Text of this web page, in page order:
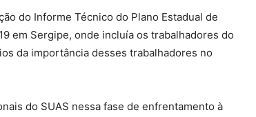
do Informe Técnico do Plano Estadual de
em Sergipe, onde incluía os trabalhadores do
da importância desses trabalhadores no
do SUAS nessa fase de enfrentamento à